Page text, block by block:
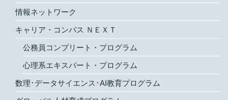
情報ネットワーク
キャリア・コンパス ＮＥＸＴ
公務員コンプリート・プログラム
心理系エキスパート・プログラム
数理･データサイエンス･AI教育プログラム